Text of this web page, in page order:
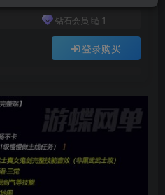
钻石会员 1
登录购买